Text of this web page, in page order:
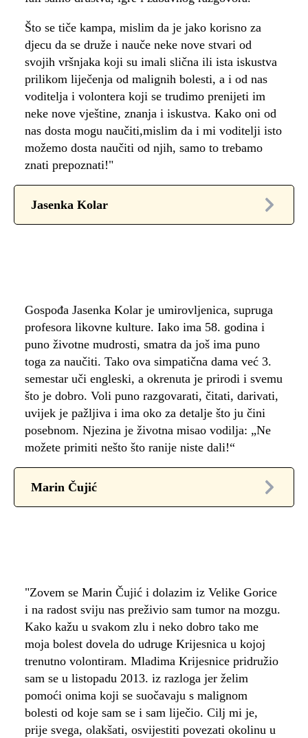
Što se tiče kampa, mislim da je jako korisno za
djecu da se druže i nauče neke nove stvari od
svojih vršnjaka koji su imali slična ili ista iskustva
prilikom liječenja od malignih bolesti, a i od nas
voditelja i volontera koji se trudimo prenijeti im
neke nove vještine, znanja i iskustva. Kako oni od
nas dosta mogu naučiti,mislim da i mi voditelji isto
možemo dosta naučiti od njih, samo to trebamo
znati prepoznati!"
Jasenka Kolar
Gospođa Jasenka Kolar je umirovljenica, supruga
profesora likovne kulture. Iako ima 58. godina i
puno životne mudrosti, smatra da još ima puno
toga za naučiti. Tako ova simpatična dama već 3.
semestar uči engleski, a okrenuta je prirodi i svemu
što je dobro. Voli puno razgovarati, čitati, darivati,
uvijek je pažljiva i ima oko za detalje što ju čini
posebnom. Njezina je životna misao vodilja: „Ne
možete primiti nešto što ranije niste dali!“
Marin Čujić
"Zovem se Marin Čujić i dolazim iz Velike Gorice
i na radost sviju nas preživio sam tumor na mozgu.
Kako kažu u svakom zlu i neko dobro tako me
moja bolest dovela do udruge Krijesnica u kojoj
trenutno volontiram. Mladima Krijesnice pridružio
sam se u listopadu 2013. iz razloga jer želim
pomoći onima koji se suočavaju s malignom
bolesti od koje sam se i sam liječio. Cilj mi je,
prije svega, olakšati, osvijestiti povezati okolinu u